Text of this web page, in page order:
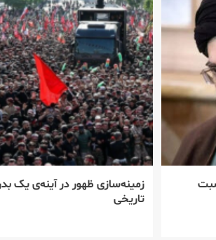
زمینه‌سازی ظهور در آینه‌ی یک
تاریخی